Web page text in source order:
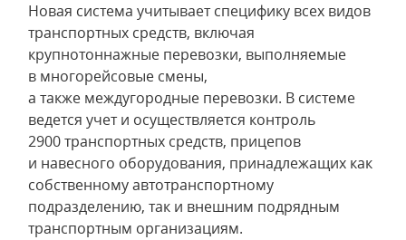
Новая система учитывает специфику всех видов
транспортных средств, включая
крупнотоннажные перевозки, выполняемые
в многорейсовые смены,
а также междугородные перевозки. В системе
ведется учет и осуществляется контроль
2900 транспортных средств, прицепов
и навесного оборудования, принадлежащих как
собственному автотранспортному
подразделению, так и внешним подрядным
транспортным организациям.